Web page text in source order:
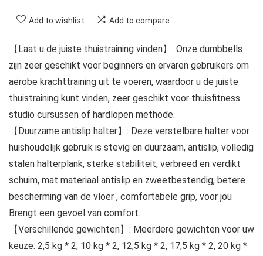
Add to wishlist Add to compare
【Laat u de juiste thuistraining vinden】: Onze dumbbells
zijn zeer geschikt voor beginners en ervaren gebruikers om
aërobe krachttraining uit te voeren, waardoor u de juiste
thuistraining kunt vinden, zeer geschikt voor thuisfitness
studio cursussen of hardlopen methode.
【Duurzame antislip halter】: Deze verstelbare halter voor
huishoudelijk gebruik is stevig en duurzaam, antislip, volledig
stalen halterplank, sterke stabiliteit, verbreed en verdikt
schuim, mat materiaal antislip en zweetbestendig, betere
bescherming van de vloer , comfortabele grip, voor jou
Brengt een gevoel van comfort.
【Verschillende gewichten】: Meerdere gewichten voor uw
keuze: 2,5 kg * 2, 10 kg * 2, 12,5 kg * 2, 17,5 kg * 2, 20 kg *